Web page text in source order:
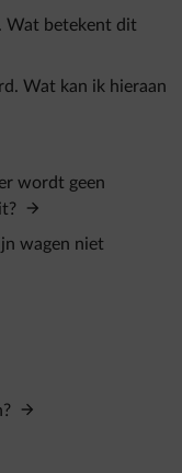
Wat betekent dit
Wat kan ik hieraan
wordt geen
wagen niet